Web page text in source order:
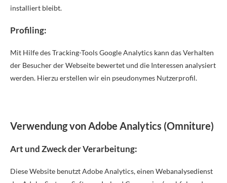
installiert bleibt.
Profiling:
Mit Hilfe des Tracking-Tools Google Analytics kann das Verhalten
der Besucher der Webseite bewertet und die Interessen analysiert
werden. Hierzu erstellen wir ein pseudonymes Nutzerprofil.
Verwendung von Adobe Analytics (Omniture)
Art und Zweck der Verarbeitung:
Diese Website benutzt Adobe Analytics, einen Webanalysedienst